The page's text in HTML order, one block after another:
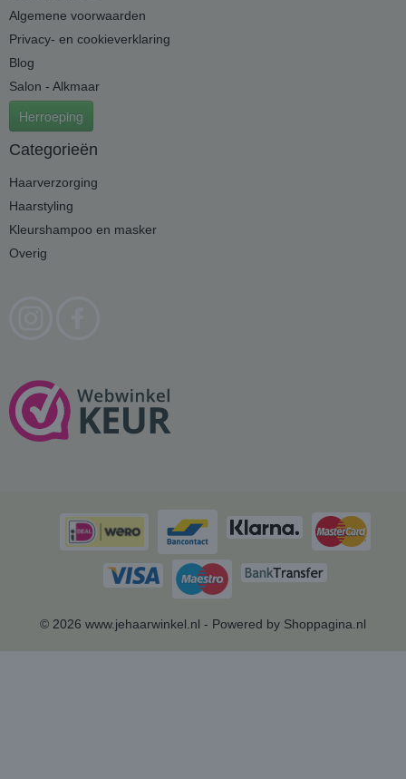
Algemene voorwaarden
Privacy- en cookieverklaring
Blog
Salon - Alkmaar
Herroeping
Categorieën
Haarverzorging
Haarstyling
Kleurshampoo en masker
Overig
© 2026 www.jehaarwinkel.nl - Powered by Shoppagina.nl